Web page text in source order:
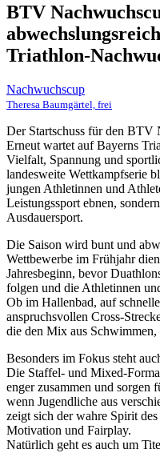
BTV
Triathlon-
Nachwuchscup
Theresa Baumgärtel, frei
Der Startschuss für den BTV
Erneut wartet auf Bayerns
Vielfalt, Spannung und
landesweite Wettkampfserie
jungen Athletinnen und
Leistungssport ebnen,
Ausdauersport.
Die Saison wird bunt und
Wettbewerbe im Frühjahr
Jahresbeginn, bevor
folgen und die Athletinnen
Ob im Hallenbad, auf
anspruchsvollen Cross-
die den Mix aus
Besonders im Fokus steht
Die Staffel- und Mixed-
enger zusammen und sorgen
wenn Jugendliche aus
zeigt sich der wahre Spirit
Motivation und Fairplay.
Natürlich geht es auch um